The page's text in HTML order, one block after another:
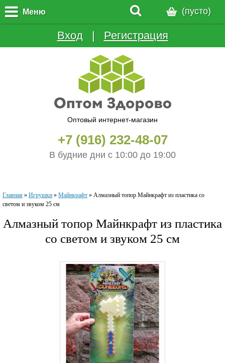
Вход
  |
Регистрация
(пусто)
Оптовый интернет-магазин
+7 (916) 232-48-07
В будние дни с 10:00 до 19:00
Меню
Главная » Игрушки » Майнкрафт » Алмазный топор Майнкрафт из пластика со
светом и звуком 25 см
Алмазный топор Майнкрафт из пластика
со светом и звуком 25 см